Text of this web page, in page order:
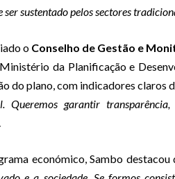
sustentado pelos sectores
o Conselho de Gestão e
da Planificação e
do plano, com indicadores claros
Queremos garantir
económico, Sambo destacou